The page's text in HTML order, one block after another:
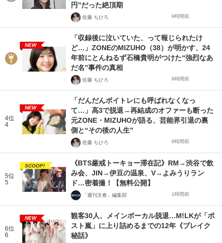
円”だった絶頂期
佐藤 ちひろ 9時間前
NEW
「収録後に泣いていた、って報じられたけ
ど…」ZONEのMIZUHO（38）が明かす、24
年前にとんねるず石橋貴明がつけた“強烈なあ
だ名”事件の真相
佐藤 ちひろ 9時間前
4位
4
NEW
「だんだんボイトレにも呼ばれなくなっ
て…」高3で脱退→再結成のオファーも断った
元ZONE・MIZUHOが語る、芸能界引退の裏
側と“その後の人生”
佐藤 ちひろ 9時間前
5位
5
SCOOP!
《BTS厳戒トーキョー滞在記》RM→渋谷で飲
み会、JIN→伊豆の温泉、V→よみうりラン
ド…密着撮！【無料公開】
「週刊文春」編集部 1時間前
6位
6
NEW
観客30人、メインボーカル脱退…M!LKが「ポ
スト嵐」に上り詰めるまでの12年《ブレイク
秘話》